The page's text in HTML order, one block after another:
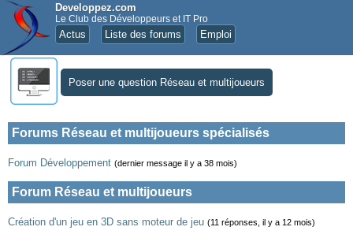
Developpez.com
Le Club des Développeurs et IT Pro
Actus Liste des forums Emploi
Poser une question Réseau et multijoueurs
Forums Réseau et multijoueurs spécialisés
Forum Développement (dernier message il y a 38 mois)
Forum Réseau et multijoueurs
Création d'un jeu en 3D sans moteur de jeu (11 réponses, il y a 12 mois)